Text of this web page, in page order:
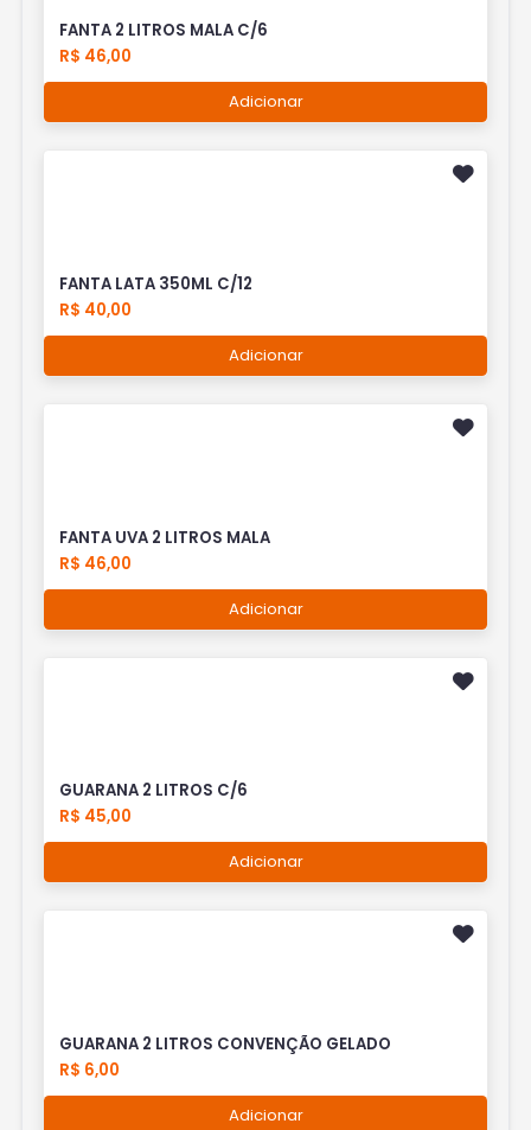
FANTA 2 LITROS MALA C/6
R$ 46,00
Adicionar
FANTA LATA 350ML C/12
R$ 40,00
Adicionar
FANTA UVA 2 LITROS MALA
R$ 46,00
Adicionar
GUARANA 2 LITROS C/6
R$ 45,00
Adicionar
GUARANA 2 LITROS CONVENÇÃO GELADO
R$ 6,00
Adicionar